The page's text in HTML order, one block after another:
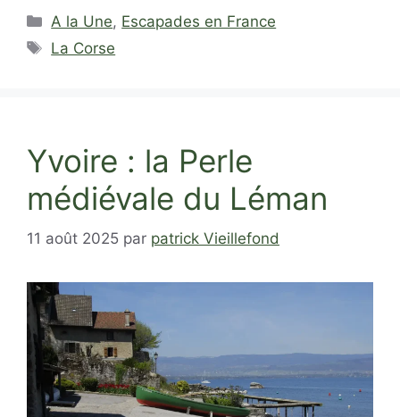
Catégories
A la Une, Escapades en France
Étiquettes
La Corse
Yvoire : la Perle
médiévale du Léman
11 août 2025 par patrick Vieillefond